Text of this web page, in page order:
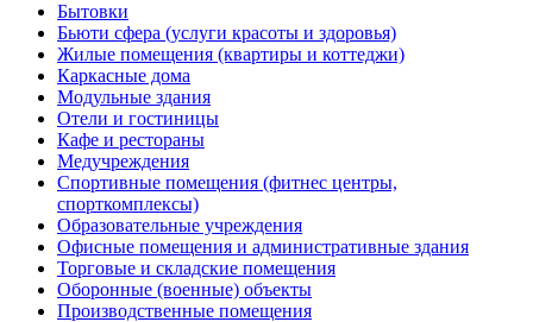
Бытовки
Бьюти сфера (услуги красоты и здоровья)
Жилые помещения (квартиры и коттеджи)
Каркасные дома
Модульные здания
Отели и гостиницы
Кафе и рестораны
Медучреждения
Спортивные помещения (фитнес центры,
спорткомплексы)
Образовательные учреждения
Офисные помещения и административные здания
Торговые и складские помещения
Оборонные (военные) объекты
Производственные помещения